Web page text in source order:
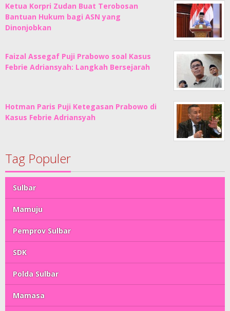
Ketua Korpri Zudan Buat Terobosan
Bantuan Hukum bagi ASN yang
Dinonjobkan
Faizal Assegaf Puji Prabowo soal Kasus
Febrie Adriansyah: Langkah Bersejarah
Hotman Paris Puji Ketegasan Prabowo di
Kasus Febrie Adriansyah
Tag Populer
Sulbar
Mamuju
Pemprov Sulbar
SDK
Polda Sulbar
Mamasa